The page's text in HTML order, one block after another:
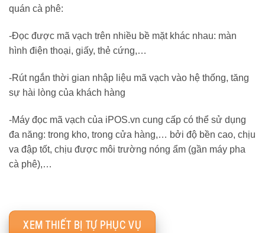
quán cà phê:
-Đọc được mã vạch trên nhiều bề mặt khác nhau: màn
hình điện thoại, giấy, thẻ cứng,…
-Rút ngắn thời gian nhập liệu mã vạch vào hệ thống, tăng
sự hài lòng của khách hàng
-Máy đọc mã vạch của iPOS.vn cung cấp có thể sử dụng
đa năng: trong kho, trong cửa hàng,… bởi độ bền cao, chịu
va đập tốt, chịu được môi trường nóng ẩm (gần máy pha
cà phê),…
XEM THIẾT BỊ TỰ PHỤC VỤ